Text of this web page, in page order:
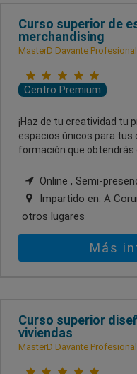
Curso superior de
merchandising
MasterD Davante
Centro Premium
¡Haz de tu creatividad tu
espacios únicos para tus
formación que obtendrás
Online , Semi-
Impartido en: A
otros lugares
Más
Curso superior
viviendas
MasterD Davante